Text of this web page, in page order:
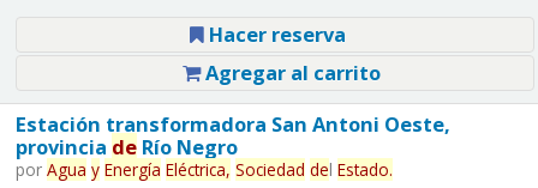
Hacer reserva
Agregar al carrito
Estación transformadora San Antoni Oeste,
provincia deRío Negro
por Agua y Energía Eléctrica, Sociedad del Estado.